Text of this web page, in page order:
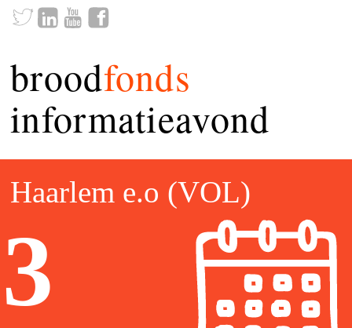
broodfonds
informatieavond
Haarlem e.o (VOL)
3